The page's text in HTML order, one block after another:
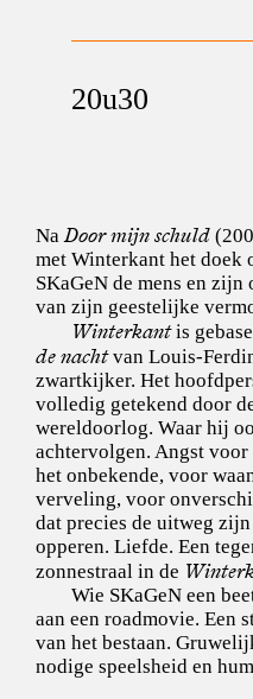
20u30
NaDoor mijn schuld
met Winterkant het
SKaGeN de mens en
van zijn geestelijke
Winterkantis
de nachtvan Louis-
zwartkijker. Het
volledig getekend door
wereldoorlog. Waar hij
achtervolgen. Angst
het onbekende, voor
verveling, voor
dat precies de uitweg
opperen. Liefde. Een
zonnestraal in de
Wie SKaGeN een
aan een roadmovie. Een
van het bestaan.
nodige speelsheid en